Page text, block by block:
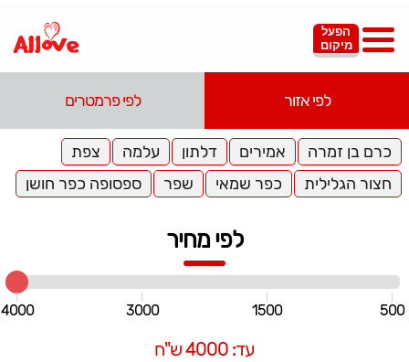
הפעל
מיקום
לפי אזור לפי פרמטרים
כרם בן זמרה אמירים דלתון עלמה
צפת
חצור הגלילית
כפר שמאי שפר ספסופה כפר חושן
לפי מחיר
500
1500
3000
4000
עד: 4000 ש"ח